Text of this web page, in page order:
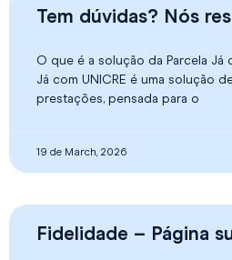
Tem dúvidas? Nós
O que é a solução da Parcela Já
Já com UNICRE é uma solução
prestações, pensada para o
19 de March, 2026
Fidelidade – Página